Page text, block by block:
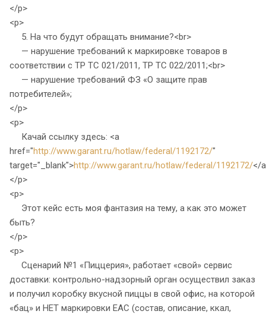
</p>
<p>
5. На что будут обращать внимание?<br>
— нарушение требований к маркировке товаров в
соответствии с ТР ТС 021/2011, ТР ТС 022/2011;<br>
— нарушение требований ФЗ «О защите прав
потребителей»;
</p>
<p>
Качай ссылку здесь: <a
href="http://www.garant.ru/hotlaw/federal/1192172/"
target="_blank">http://www.garant.ru/hotlaw/federal/1192172/</
</p>
<p>
Этот кейс есть моя фантазия на тему, а как это может
быть?
</p>
<p>
Сценарий №1 «Пиццерия», работает «свой» сервис
доставки: контрольно-надзорный орган осуществил заказ
и получил коробку вкусной пиццы в свой офис, на которой
«бац» и НЕТ маркировки EAC (состав, описание, ккал,